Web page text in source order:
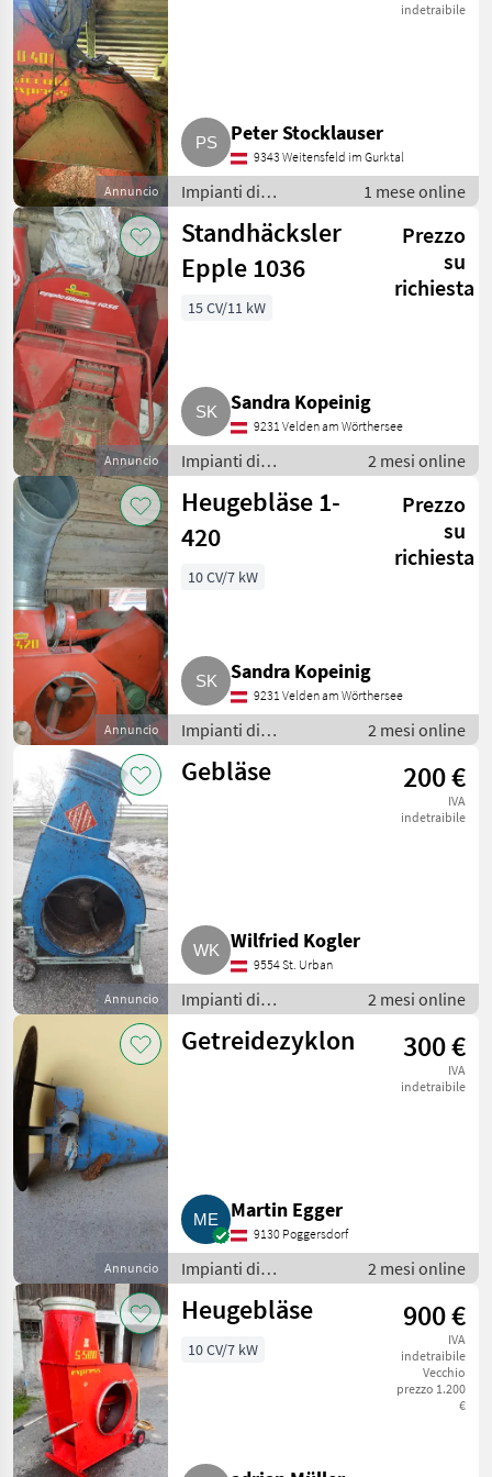
Annuncio
indetraibile
Peter Stocklauser
9343 Weitensfeld im Gurktal
Impianti di
movimentazione e
trasporto / Soffiatori
1 mese online
Annuncio
Standhäcksler
Epple 1036
Prezzo
su
richiesta
15 CV/11 kW
Sandra Kopeinig
9231 Velden am Wörthersee
Impianti di
movimentazione e
trasporto / Soffiatori
2 mesi online
Annuncio
Heugebläse 1-
420
Prezzo
su
richiesta
10 CV/7 kW
Sandra Kopeinig
9231 Velden am Wörthersee
Impianti di
movimentazione e
trasporto / Soffiatori
2 mesi online
Annuncio
Gebläse 200 €
IVA
indetraibile
Wilfried Kogler
9554 St. Urban
Impianti di
movimentazione e
trasporto / Soffiatori
2 mesi online
Annuncio
Getreidezyklon 300 €
IVA
indetraibile
Martin Egger
9130 Poggersdorf
Impianti di
movimentazione e
trasporto / Soffiatori
2 mesi online
Heugebläse 900 €
IVA
indetraibile
Vecchio
prezzo 1.200
€
10 CV/7 kW